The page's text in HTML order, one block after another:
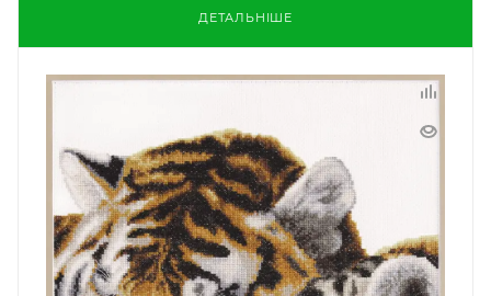
ДЕТАЛЬНІШЕ